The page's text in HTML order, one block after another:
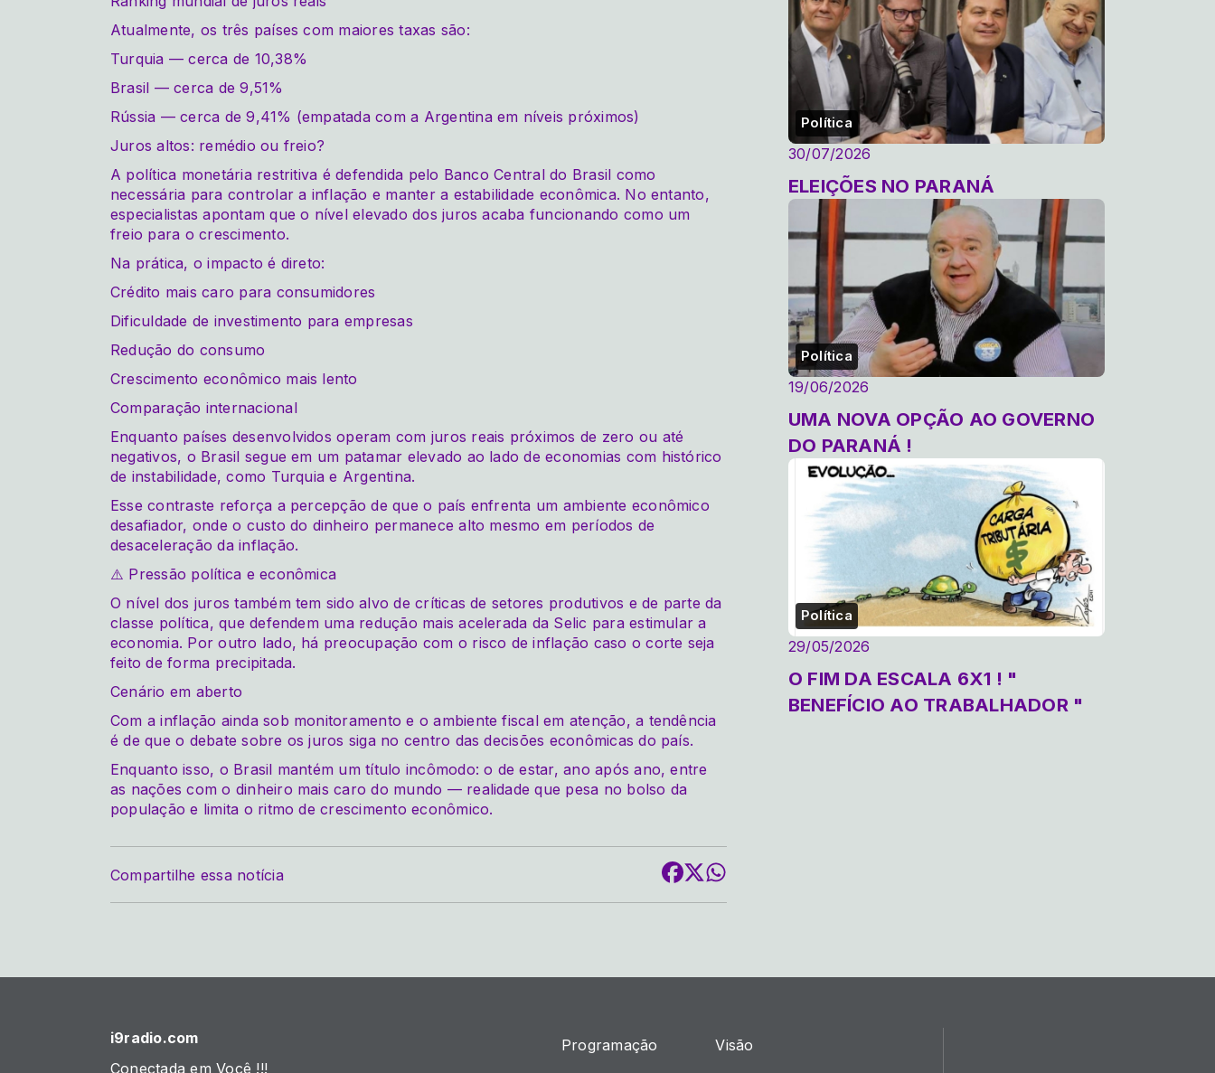
Atualmente, os três países com maiores taxas são:
Turquia — cerca de 10,38%
Brasil — cerca de 9,51%
Rússia — cerca de 9,41% (empatada com a Argentina em níveis próximos)
Juros altos: remédio ou freio?
A política monetária restritiva é defendida pelo Banco Central do Brasil como
necessária para controlar a inflação e manter a estabilidade econômica. No entanto,
especialistas apontam que o nível elevado dos juros acaba funcionando como um
freio para o crescimento.
Na prática, o impacto é direto:
Crédito mais caro para consumidores
Dificuldade de investimento para empresas
Redução do consumo
Crescimento econômico mais lento
Comparação internacional
Enquanto países desenvolvidos operam com juros reais próximos de zero ou até
negativos, o Brasil segue em um patamar elevado ao lado de economias com histórico
de instabilidade, como Turquia e Argentina.
Esse contraste reforça a percepção de que o país enfrenta um ambiente econômico
desafiador, onde o custo do dinheiro permanece alto mesmo em períodos de
desaceleração da inflação.
⚠️ Pressão política e econômica
O nível dos juros também tem sido alvo de críticas de setores produtivos e de parte da
classe política, que defendem uma redução mais acelerada da Selic para estimular a
economia. Por outro lado, há preocupação com o risco de inflação caso o corte seja
feito de forma precipitada.
Cenário em aberto
Com a inflação ainda sob monitoramento e o ambiente fiscal em atenção, a tendência
é de que o debate sobre os juros siga no centro das decisões econômicas do país.
Enquanto isso, o Brasil mantém um título incômodo: o de estar, ano após ano, entre
as nações com o dinheiro mais caro do mundo — realidade que pesa no bolso da
população e limita o ritmo de crescimento econômico.
Compartilhe essa notícia
Política
30/07/2026
ELEIÇÕES NO PARANÁ
Política
19/06/2026
UMA NOVA OPÇÃO AO GOVERNO
DO PARANÁ !
Política
29/05/2026
O FIM DA ESCALA 6X1 ! "
BENEFÍCIO AO TRABALHADOR "
i9radio.com
Conectada em Você !!!
Programação Visão